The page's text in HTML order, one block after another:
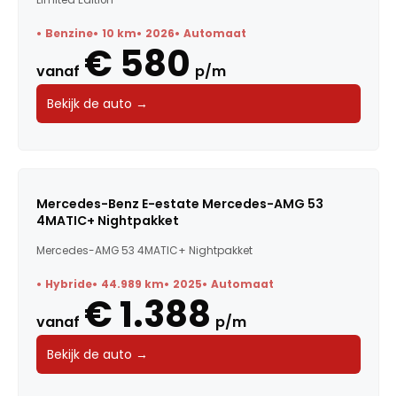
Benzine 10 km 2026 Automaat
vanaf € 580 p/m
Bekijk de auto →
Mercedes-Benz E-estate Mercedes-AMG 53
4MATIC+ Nightpakket
Mercedes-AMG 53 4MATIC+ Nightpakket
Hybride 44.989 km 2025 Automaat
vanaf € 1.388 p/m
Bekijk de auto →